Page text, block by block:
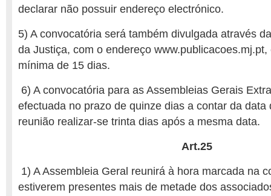
declarar não possuir endereço electrónico.
5) A convocatória será também divulgada através
da Justiça, com o endereço
mínima de 15 dias.
6) A convocatória para as Assembleias Gerais
efectuada no prazo de quinze dias a contar da data
reunião realizar-se trinta dias após a mesma data.
Art.25
1) A Assembleia Geral reunirá à hora marcada na
estiverem presentes mais de metade dos